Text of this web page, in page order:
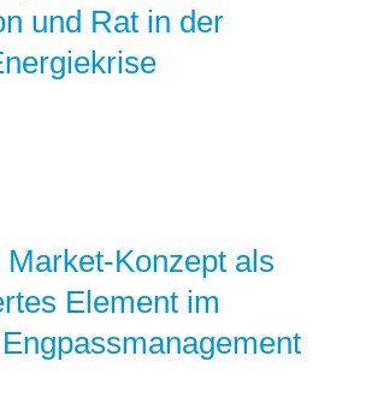
und Rat in der
Konzept als
Element im